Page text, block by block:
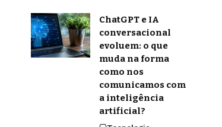
ChatGPT e IA
conversacional
evoluem: o que
muda na forma
como nos
comunicamos com
a inteligência
artificial?